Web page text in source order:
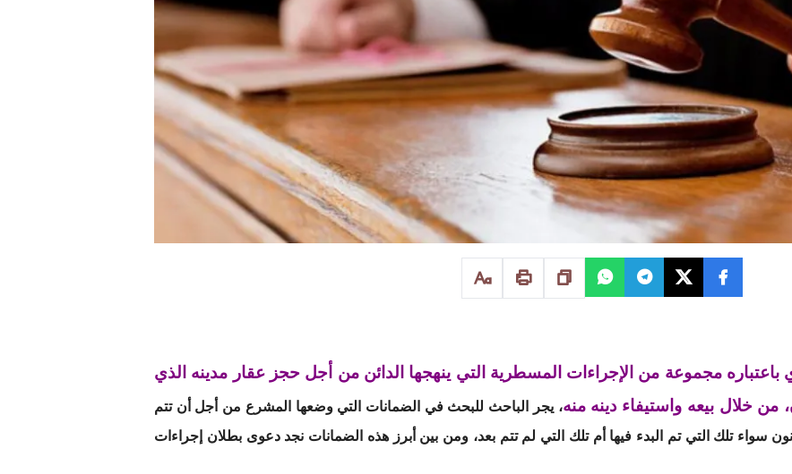
باعتباره مجموعة من الإجراءات المسطرية التي ينهجها الدائن من أجل حجز عقار مدينه الذي
من خلال بيعه واستيفاء دينه منه، يجر الباحث للبحث في الضمانات التي وضعها المشرع من أجل أن تتم
سواء تلك التي تم البدء فيها أم تلك التي لم تتم بعد، ومن بين أبرز هذه الضمانات نجد دعوى بطلان إجراءات